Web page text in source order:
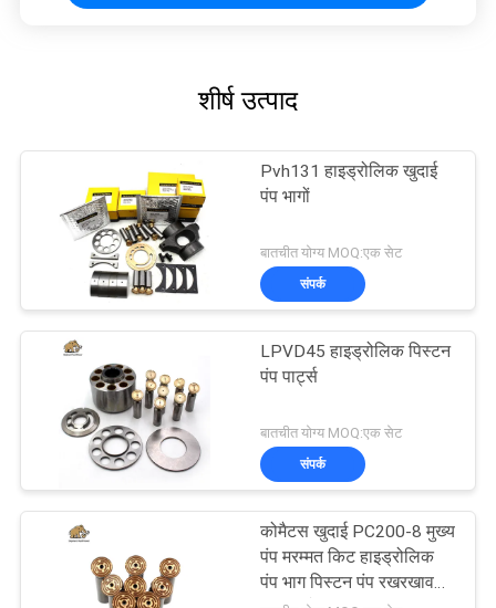
शीर्ष उत्पाद
Pvh131 हाइड्रोलिक खुदाई
पंप भागों
बातचीत योग्य MOQ:एक सेट
संपर्क
LPVD45 हाइड्रोलिक पिस्टन
पंप पार्ट्स
बातचीत योग्य MOQ:एक सेट
संपर्क
कोमैटस खुदाई PC200-8 मुख्य
पंप मरम्मत किट हाइड्रोलिक
पंप भाग पिस्टन पंप रखरखाव